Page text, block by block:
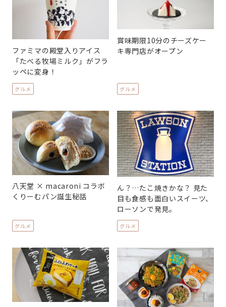
ファミマの殿堂入りアイス
「たべる牧場ミルク」がフラ
ッペに変身！
グルメ
賞味期限10分のチーズケー
キ専門店がオープン
グルメ
八天堂 × macaroni コラボ
くりーむパン誕生秘話
グルメ
ん？…たこ焼きかな？ 見た
目も食感も面白いスイーツ、
ローソンで発見。
グルメ